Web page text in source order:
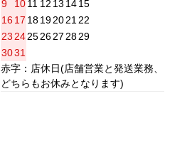
9
1011 12 13 1415
16 17 18192021 22
23 24252627 2829
3031
赤字：店休日(店舗営業と発送業務、
どちらもお休みとなります)